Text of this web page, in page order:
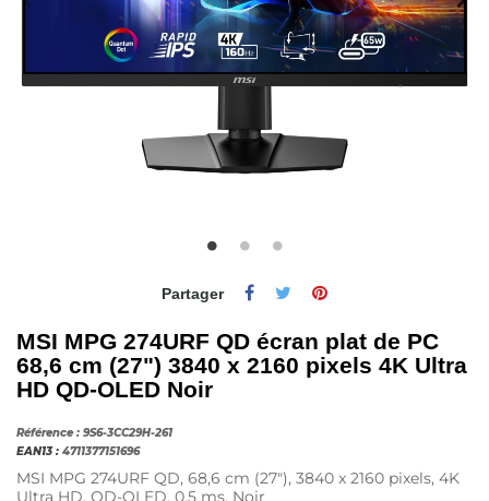
Partager
MSI MPG 274URF QD écran plat de PC
68,6 cm (27") 3840 x 2160 pixels 4K Ultra
HD QD-OLED Noir
Référence : 9S6-3CC29H-261
EAN13 : 4711377151696
MSI MPG 274URF QD, 68,6 cm (27"), 3840 x 2160 pixels, 4K
Ultra HD, QD-OLED, 0,5 ms, Noir